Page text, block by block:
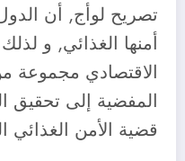
تصريح لوأج, أن
أمنها الغذائي, و
الاقتصادي مجموعة
المفضية إلى تحقيق
قضية الأمن الغذائي